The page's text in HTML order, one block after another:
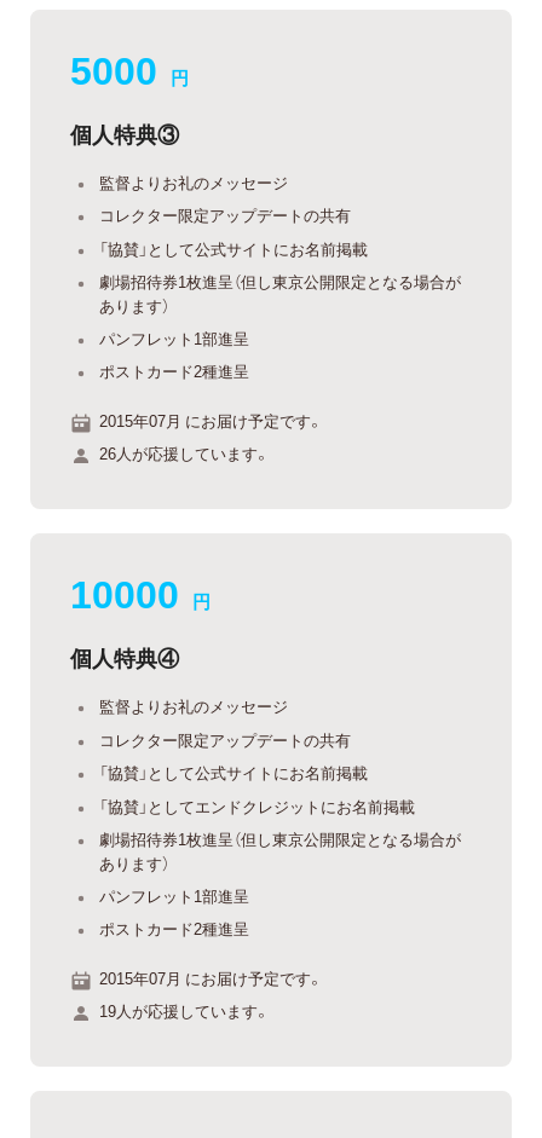
5000 円
個人特典③
監督よりお礼のメッセージ
コレクター限定アップデートの共有
「協賛」として公式サイトにお名前掲載
劇場招待券1枚進呈（但し東京公開限定となる場合が
あります）
パンフレット1部進呈
ポストカード2種進呈
2015年07月 にお届け予定です。
26人が応援しています。
10000 円
個人特典④
監督よりお礼のメッセージ
コレクター限定アップデートの共有
「協賛」として公式サイトにお名前掲載
「協賛」としてエンドクレジットにお名前掲載
劇場招待券1枚進呈（但し東京公開限定となる場合が
あります）
パンフレット1部進呈
ポストカード2種進呈
2015年07月 にお届け予定です。
19人が応援しています。